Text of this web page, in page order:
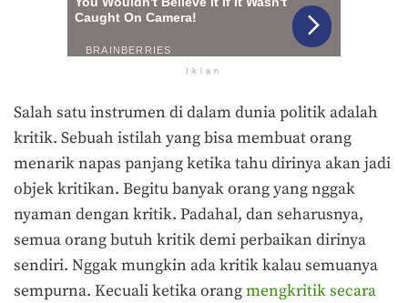
Iklan
Salah satu instrumen di dalam dunia politik adalah
kritik. Sebuah istilah yang bisa membuat orang
menarik napas panjang ketika tahu dirinya akan jadi
objek kritikan. Begitu banyak orang yang nggak
nyaman dengan kritik. Padahal, dan seharusnya,
semua orang butuh kritik demi perbaikan dirinya
sendiri. Nggak mungkin ada kritik kalau semuanya
sempurna. Kecuali ketika orangmengkritik secara